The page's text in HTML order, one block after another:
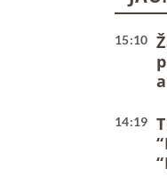
15:10
14:19